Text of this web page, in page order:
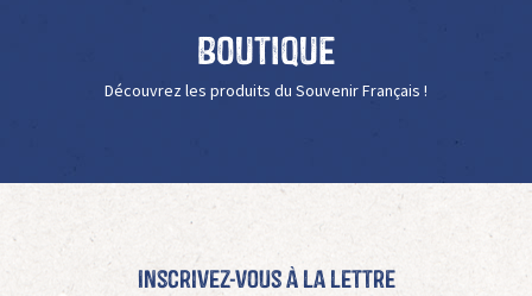
Boutique
Découvrez les produits du Souvenir Français !
Inscrivez-vous à La Lettre